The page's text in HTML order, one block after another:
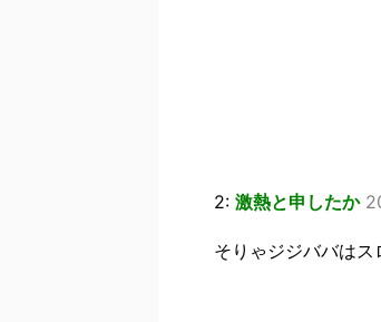
2: 激熱と申したか
そりゃジジババは